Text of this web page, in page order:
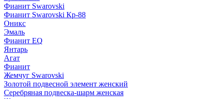
Фианит Swarovski
Фианит Swarovski Кр-88
Оникс
Эмаль
Фианит EQ
Янтарь
Агат
Фианит
Жемчуг Swarovski
Золотой подвесной элемент женcкий
Серебряная подвеска-шарм женская